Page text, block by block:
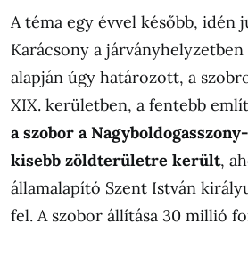
A téma egy évvel később,
Karácsony a
alapján úgy határozott, a
XIX. kerületben, a fentebb
a szobor a
kisebb zöldterületre került,
államalapító Szent István
fel. A szobor állítása 30 millió